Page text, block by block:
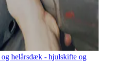
helårsdæk - hjulskifte og